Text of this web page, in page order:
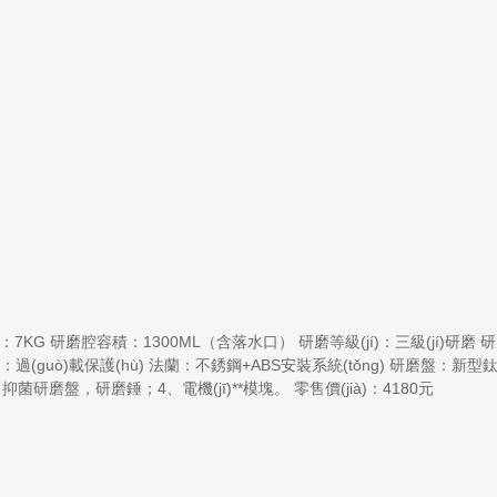
7KG 研磨腔容積：1300ML（含落水口） 研磨等級(jí)：三級(jí)研磨
過(guò)載保護(hù) 法蘭：不銹鋼+ABS安裝系統(tǒng) 研磨盤：新型
研磨盤，研磨錘；4、電機(jī)**模塊。 零售價(jià)：4180元